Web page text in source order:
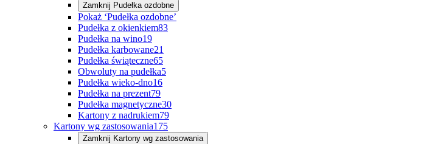
Zamknij Pudełka ozdobne
Pokaż ‘Pudełka ozdobne’
Pudełka z okienkiem83
Pudełka na wino19
Pudełka karbowane21
Pudełka świąteczne65
Obwoluty na pudełka5
Pudełka wieko-dno16
Pudełka na prezent79
Pudełka magnetyczne30
Kartony z nadrukiem79
Kartony wg zastosowania175
Zamknij Kartony wg zastosowania